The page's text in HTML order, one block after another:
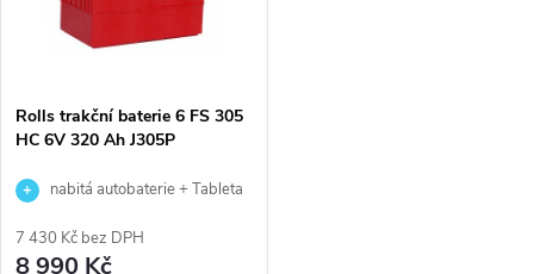
p
r
o
s
p
r
Rolls trakční baterie 6 FS 305
HC 6V 320 Ah J305P
nabitá autobaterie + Tableta
výkup staré baterie při doručení
7 430 Kč bez DPH
8 990 Kč